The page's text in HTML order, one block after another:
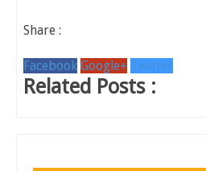
Share :
Facebook Google+ Twitter
Related Posts :